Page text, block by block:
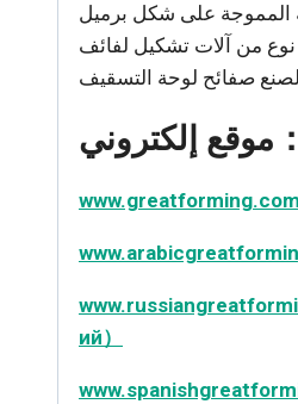
المموجة على شكل برميل
من آلات تشكيل لفائف
موقع إلكتروني：
www.greatforming.com
ий）